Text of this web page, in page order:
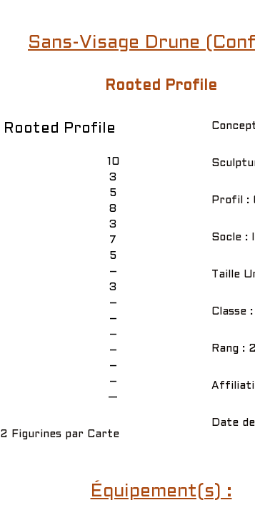
Sans-Visage Drune
Rooted Profile
Rooted Profile
10
3
5
8
3
7
5
–
3
–
–
–
–
–
–
—
2 Figurines par Carte
Profil :
Socle :
Taille
Classe
Rang :
Date
Équipement(s) :